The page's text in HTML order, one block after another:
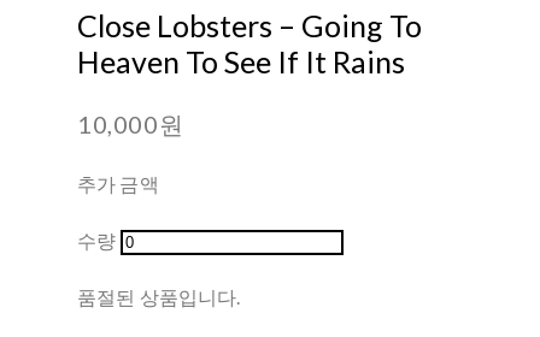
Close Lobsters ‎– Going To
Heaven To See If It Rains
10,000원
추가 금액
수량
품절된 상품입니다.